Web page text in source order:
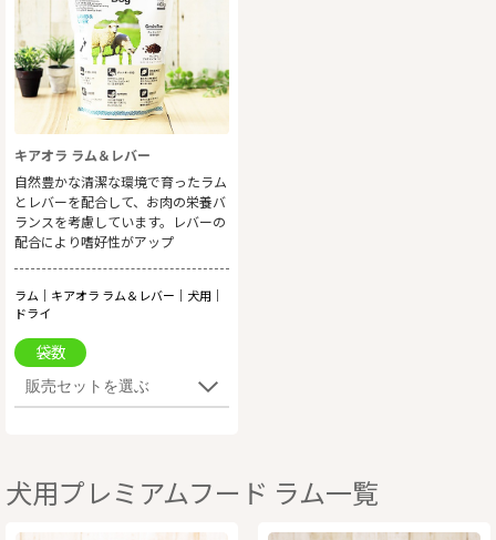
キアオラ ラム＆レバー
自然豊かな清潔な環境で育ったラム
とレバーを配合して、お肉の栄養バ
ランスを考慮しています。レバーの
配合により嗜好性がアップ
ラム｜キアオラ ラム＆レバー｜犬用｜
ドライ
袋数
犬用プレミアムフード ラム一覧